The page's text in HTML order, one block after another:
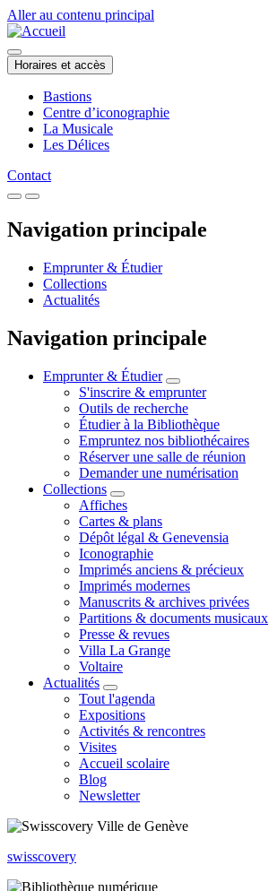
Aller au contenu principal
Horaires et accès
Bastions
Centre d’iconographie
La Musicale
Les Délices
Contact
Navigation principale
Emprunter & Étudier
Collections
Actualités
Navigation principale
Emprunter & Étudier
S'inscrire & emprunter
Outils de recherche
Étudier à la Bibliothèque
Empruntez nos bibliothécaires
Réserver une salle de réunion
Demander une numérisation
Collections
Affiches
Cartes & plans
Dépôt légal & Genevensia
Iconographie
Imprimés anciens & précieux
Imprimés modernes
Manuscrits & archives privées
Partitions & documents musicaux
Presse & revues
Villa La Grange
Voltaire
Actualités
Tout l'agenda
Expositions
Activités & rencontres
Visites
Accueil scolaire
Blog
Newsletter
swisscovery